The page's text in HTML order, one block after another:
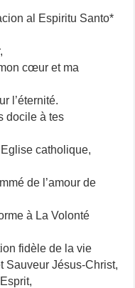
al Espiritu Santo*
cœur et ma
l’éternité.
docile à tes
catholique,
de l’amour de
à La Volonté
fidèle de la vie
Sauveur Jésus-Christ,